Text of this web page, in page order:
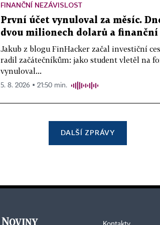
FINANČNÍ NEZÁVISLOST
První účet vynuloval za měsíc.
dvou milionech dolarů a finanční
Jakub z blogu FinHacker začal investiční
radil začátečníkům: jako student vletěl na
vynuloval...
5. 8. 2026 ▪ 21:50 min.
DALŠÍ ZPRÁVY